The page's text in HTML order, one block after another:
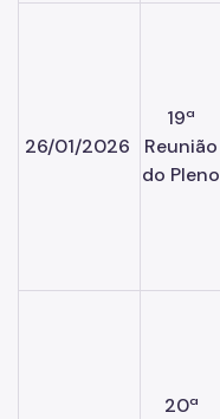
26/01/2026
19ª
Reunião
do Pleno
20ª